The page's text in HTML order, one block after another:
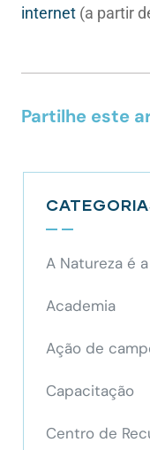
internet(a partir
Partilhe este
A Natureza é
Academia
Ação de
Capacitação
Centro de